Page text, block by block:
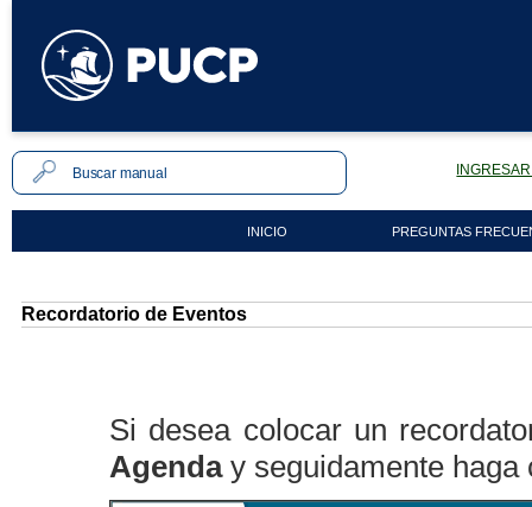
INICIO PREGUNTAS
Recordatorio de Eventos
Si desea colocar un
Agenday seguidamente haga